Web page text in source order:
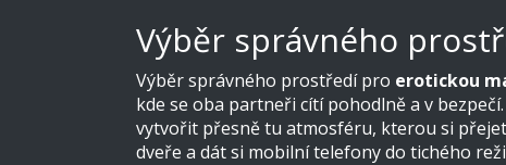
Výběr správného
Výběr správného prostředí pro erotickou
kde se oba partneři cítí pohodlně a v
vytvořit přesně tu atmosféru, kterou si
dveře a dát si mobilní telefony do tichého